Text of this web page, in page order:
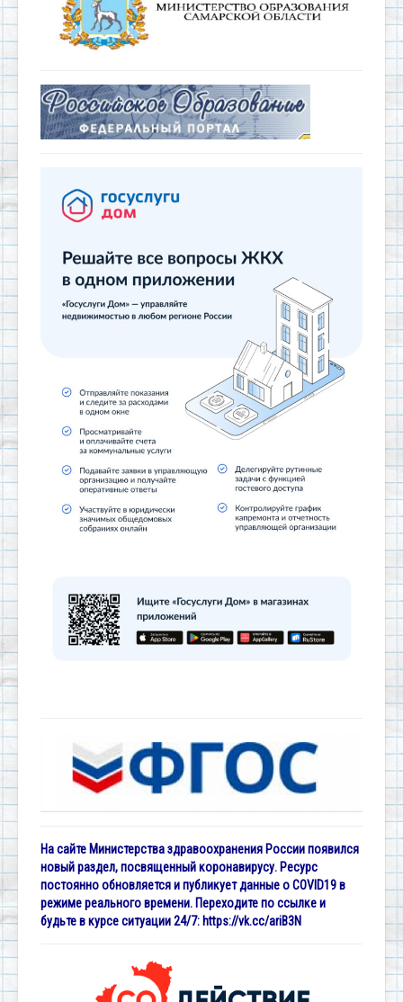
На сайте Министерства здравоохранения России появился
новый раздел, посвященный коронавирусу. Ресурс
постоянно обновляется и публикует данные о COVID19 в
режиме реального времени. Переходите по ссылке и
будьте в курсе ситуации 24/7: https://vk.cc/ariB3N